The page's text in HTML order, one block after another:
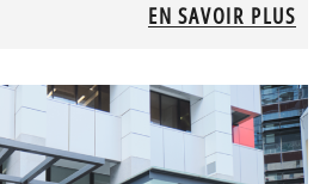
EN SAVOIR PLUS